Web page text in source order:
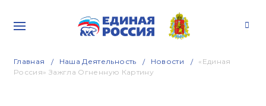
Главная Наша Деятельность Новости
«Единая
Россия» Зажгла Огненную Картину